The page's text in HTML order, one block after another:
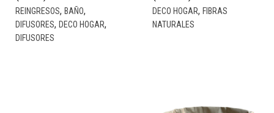
REINGRESOS, BAÑO,
DIFUSORES, DECO HOGAR,
DIFUSORES
DECO HOGAR, FIBRAS
NATURALES